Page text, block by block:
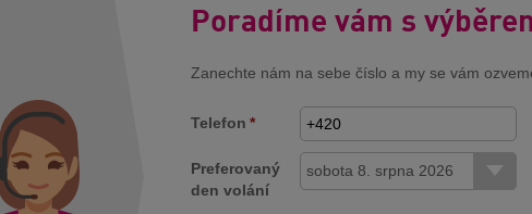
Poradíme vám s
Zanechte nám na sebe číslo a my se vám
Telefon *
Preferovaný
den volání
sobota 8. srpna 2026